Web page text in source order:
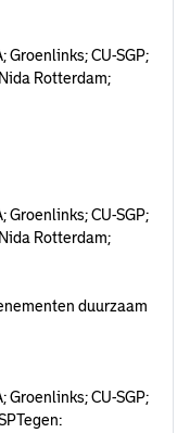
Groenlinks; CU-SGP;
Rotterdam;
Groenlinks; CU-SGP;
Rotterdam;
duurzaam
Groenlinks; CU-SGP;